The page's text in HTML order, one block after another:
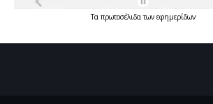
Τα πρωτοσέλιδατων εφημερίδων